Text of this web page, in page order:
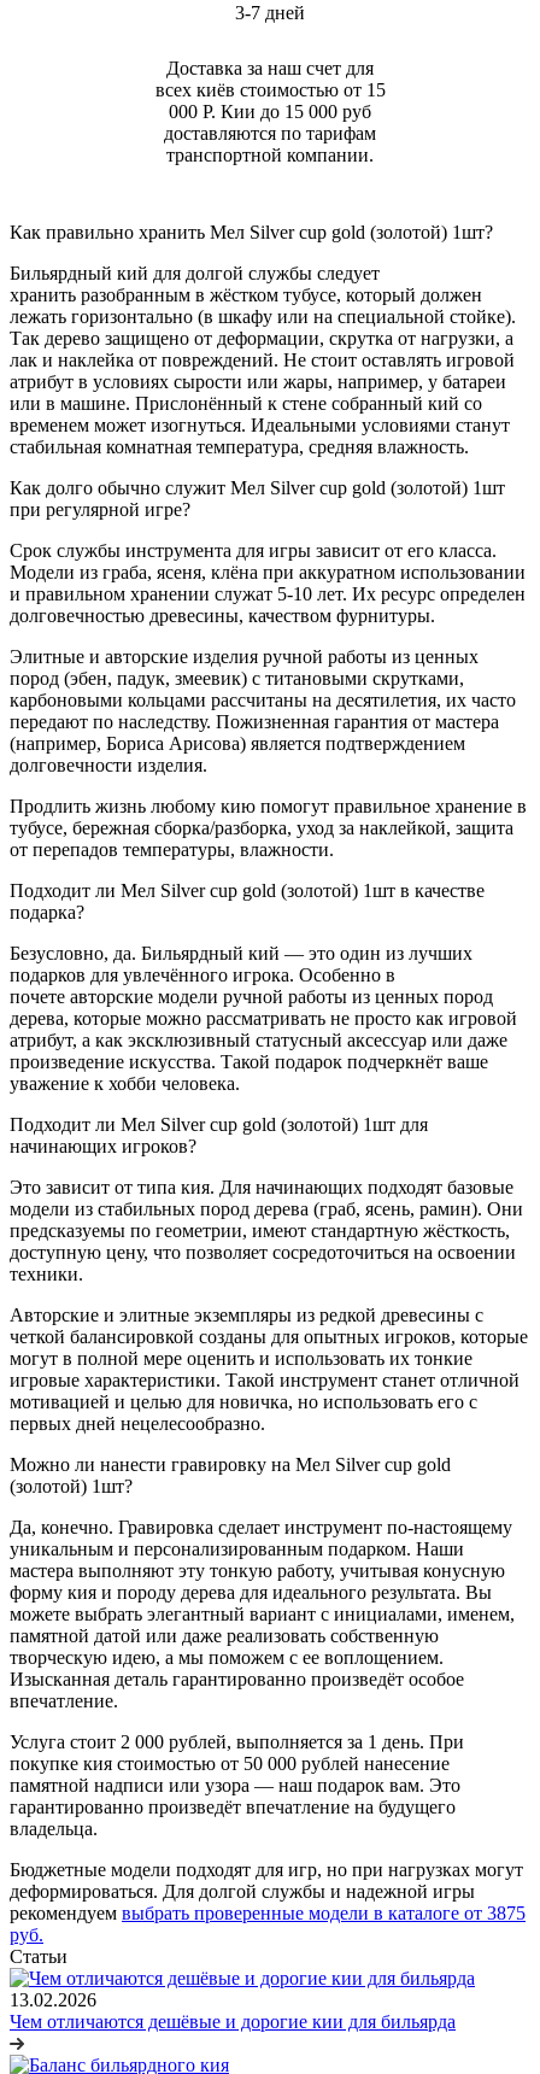
3-7 дней
Доставка за наш счет для
всех киёв стоимостью от 15
000 Р. Кии до 15 000 руб
доставляются по тарифам
транспортной компании.
Как правильно хранить Мел Silver cup gold (золотой) 1шт?
Бильярдный кий для долгой службы следует
хранить разобранным в жёстком тубусе, который должен
лежать горизонтально (в шкафу или на специальной стойке).
Так дерево защищено от деформации, скрутка от нагрузки, а
лак и наклейка от повреждений. Не стоит оставлять игровой
атрибут в условиях сырости или жары, например, у батареи
или в машине. Прислонённый к стене собранный кий со
временем может изогнуться. Идеальными условиями станут
стабильная комнатная температура, средняя влажность.
Как долго обычно служит Мел Silver cup gold (золотой) 1шт
при регулярной игре?
Срок службы инструмента для игры зависит от его класса.
Модели из граба, ясеня, клёна при аккуратном использовании
и правильном хранении служат 5-10 лет. Их ресурс определен
долговечностью древесины, качеством фурнитуры.
Элитные и авторские изделия ручной работы из ценных
пород (эбен, падук, змеевик) с титановыми скрутками,
карбоновыми кольцами рассчитаны на десятилетия, их часто
передают по наследству. Пожизненная гарантия от мастера
(например, Бориса Арисова) является подтверждением
долговечности изделия.
Продлить жизнь любому кию помогут правильное хранение в
тубусе, бережная сборка/разборка, уход за наклейкой, защита
от перепадов температуры, влажности.
Подходит ли Мел Silver cup gold (золотой) 1шт в качестве
подарка?
Безусловно, да. Бильярдный кий — это один из лучших
подарков для увлечённого игрока. Особенно в
почете авторские модели ручной работы из ценных пород
дерева, которые можно рассматривать не просто как игровой
атрибут, а как эксклюзивный статусный аксессуар или даже
произведение искусства. Такой подарок подчеркнёт ваше
уважение к хобби человека.
Подходит ли Мел Silver cup gold (золотой) 1шт для
начинающих игроков?
Это зависит от типа кия. Для начинающих подходят базовые
модели из стабильных пород дерева (граб, ясень, рамин). Они
предсказуемы по геометрии, имеют стандартную жёсткость,
доступную цену, что позволяет сосредоточиться на освоении
техники.
Авторские и элитные экземпляры из редкой древесины с
четкой балансировкой созданы для опытных игроков, которые
могут в полной мере оценить и использовать их тонкие
игровые характеристики. Такой инструмент станет отличной
мотивацией и целью для новичка, но использовать его с
первых дней нецелесообразно.
Можно ли нанести гравировку на Мел Silver cup gold
(золотой) 1шт?
Да, конечно. Гравировка сделает инструмент по-настоящему
уникальным и персонализированным подарком. Наши
мастера выполняют эту тонкую работу, учитывая конусную
форму кия и породу дерева для идеального результата. Вы
можете выбрать элегантный вариант с инициалами, именем,
памятной датой или даже реализовать собственную
творческую идею, а мы поможем с ее воплощением.
Изысканная деталь гарантированно произведёт особое
впечатление.
Услуга стоит 2 000 рублей, выполняется за 1 день. При
покупке кия стоимостью от 50 000 рублей нанесение
памятной надписи или узора — наш подарок вам. Это
гарантированно произведёт впечатление на будущего
владельца.
Бюджетные модели подходят для игр, но при нагрузках могут
деформироваться. Для долгой службы и надежной игры
рекомендуем выбрать проверенные модели в каталоге от 3875
руб.
Статьи
13.02.2026
Чем отличаются дешёвые и дорогие кии для бильярда